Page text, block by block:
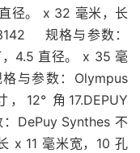
径。 x 32 毫米，长
规格与参数：
4.5 直径。 x 35 毫
与参数：Olympus
12° 角17.DEPUY
DePuy Synthes 不
x 11 毫米宽，10 孔